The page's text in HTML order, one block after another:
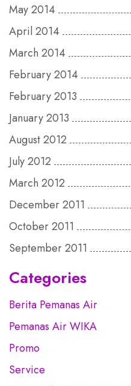
May 2014
April 2014
March 2014
February 2014
February 2013
January 2013
August 2012
July 2012
March 2012
December 2011
October 2011
September 2011
Categories
Berita Pemanas Air
Pemanas Air WIKA
Promo
Service